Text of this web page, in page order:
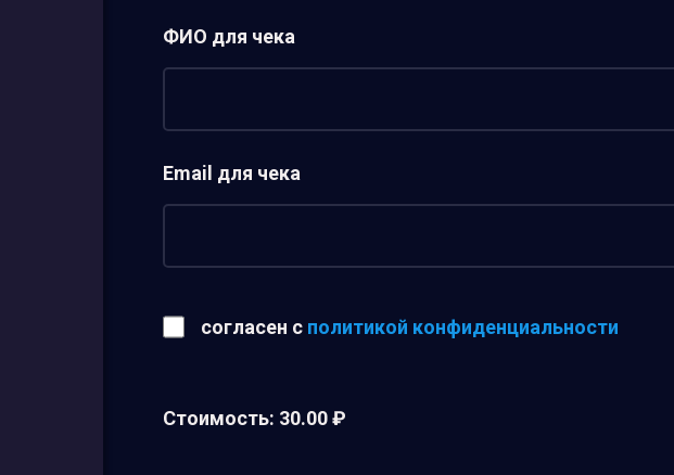
ФИО для чека
Email для чека
согласен с политикой конфиденциальности
Стоимость: 30.00 ₽